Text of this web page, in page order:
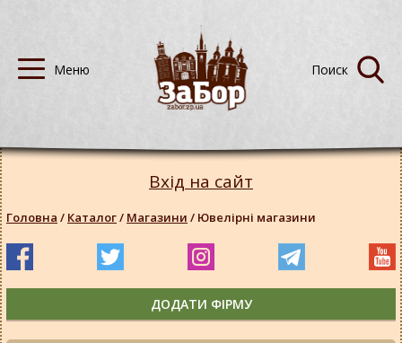
Вхід на сайт
Головна / Каталог/ Магазини / Ювелірні магазини
ДОДАТИ ФІРМУ